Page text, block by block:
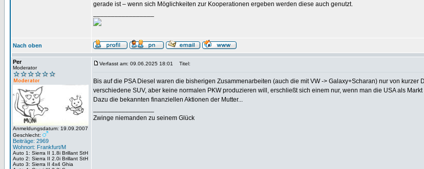
gerade ist – wenn sich Möglichkeiten zur Kooperationen ergeben werden diese auch genutzt.
Nach oben
Per
Moderator
Anmeldungsdatum: 19.09.2007
Geschlecht:
Beiträge: 2969
Wohnort: Frankfurt/M
Auto 1: Sierra II 1.8i Brillant StH
Auto 2: Sierra II 2.0i Brillant StH
Auto 3: Sierra II 4x4 Ghia
Verfasst am: 09.06.2025 18:01 Titel:
Bis auf die PSA Diesel waren die bisherigen Zusammenarbeiten (auch die mit VW -> Galaxy+Scharan) nur von kurzer
verschiedene SUV, aber keine normalen PKW produzieren will, erschließt sich einem nur, wenn man die USA als
Dazu die bekannten finanziellen Aktionen der Mutter...
Zwinge niemanden zu seinem Glück